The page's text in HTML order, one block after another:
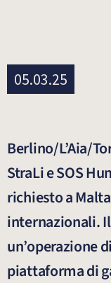
05.03.25
Berlino/L’Aia/
StraLi e SOS
richiesto a
internazionali.
un’operazione
piattaforma di